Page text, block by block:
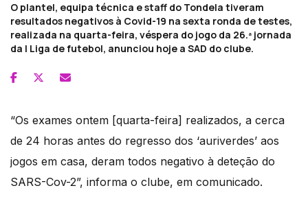
O plantel, equipa técnica e staff do Tondela tiveram
resultados negativos à Covid-19 na sexta ronda de testes,
realizada na quarta-feira, véspera do jogo da 26.ª jornada
da I Liga de futebol, anunciou hoje a SAD do clube.
“Os exames ontem [quarta-feira] realizados, a cerca
de 24 horas antes do regresso dos ‘auriverdes’ aos
jogos em casa, deram todos negativo à deteção do
SARS-Cov-2”, informa o clube, em comunicado.